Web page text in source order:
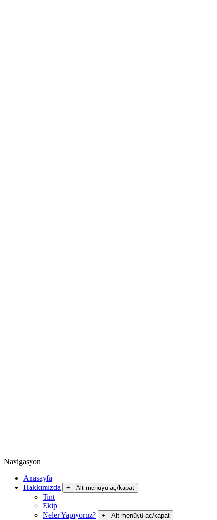
Navigasyon
Anasayfa
Hakkımızda
+ - Alt menüyü aç/kapat
Tint
Ekip
Neler Yapıyoruz?
+ - Alt menüyü aç/kapat